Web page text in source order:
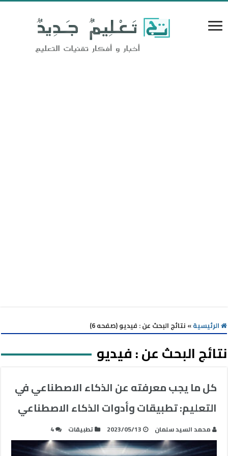
الرئيسية» نتائج البحث عن : فيديو (صفحه 6)
نتائج البحث عن :فيديو
كل ما يجب معرفته عن الذكاء الاصطناعي في
التعليم: تطبيقات وأدوات الذكاء الاصطناعي
محمد السيد سلمان 2023/05/13 تطبيقات 4